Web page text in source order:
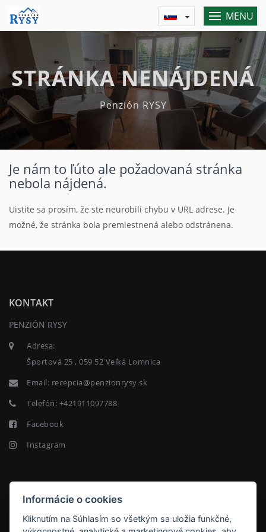
MENU
STRÁNKA NENÁJDENÁ
Penzión RYSY
Je nám to ľúto ale požadovaná stránka
nebola nájdená.
Uistite sa prosím, že ste neurobili chybu v URL adrese. Je
možné, že stránka bola premiestnená alebo odstránena.
KONTAKT
PENZIÓN RYSY
Adresa:
Športová 25 , 059 52 Veľká Lomnica
Email: recepcia@penzionrysy.sk
Telefón: +421911097788
Facebook
Instagram
NEWSLETTER
Informácie o cookies
Kliknutím na Súhlasím so všetkým sa uložia funkčné,